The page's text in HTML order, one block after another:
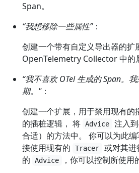
Span。
“我想移除一些属性”：
创建一个带有自定义导出器的扩
OpenTelemetry Collector 中的
“我不喜欢 OTel 生成的 Span。
期。"：
创建一个扩展，用于禁用现有的
的插桩逻辑， 将 Advice
注入
合适）的方法中。 你可以为此
接使用现有的
Tracer
或对其进
的
Advice ，你可以控制所使用